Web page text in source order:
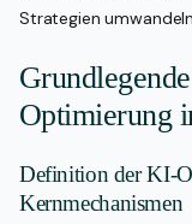
Strategien
Optimierung
Definition der KI-
Kernmechanismen